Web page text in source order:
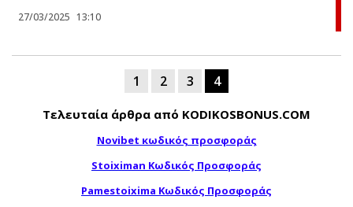
27/03/2025 13:10
1 2 3 4
Τελευταία άρθρα από KODIKOSBONUS.COM
Novibet κωδικός προσφοράς
Stoiximan Κωδικός Προσφοράς
Pamestoixima Κωδικός Προσφοράς